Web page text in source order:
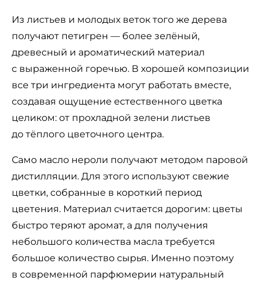
Из листьев и молодых веток того же дерева
получают петигрен — более зелёный,
древесный и ароматический материал
с выраженной горечью. В хорошей композиции
все три ингредиента могут работать вместе,
создавая ощущение естественного цветка
целиком: от прохладной зелени листьев
до тёплого цветочного центра.
Само масло нероли получают методом паровой
дистилляции. Для этого используют свежие
цветки, собранные в короткий период
цветения. Материал считается дорогим: цветы
быстро теряют аромат, а для получения
небольшого количества масла требуется
большое количество сырья. Именно поэтому
в современной парфюмерии натуральный